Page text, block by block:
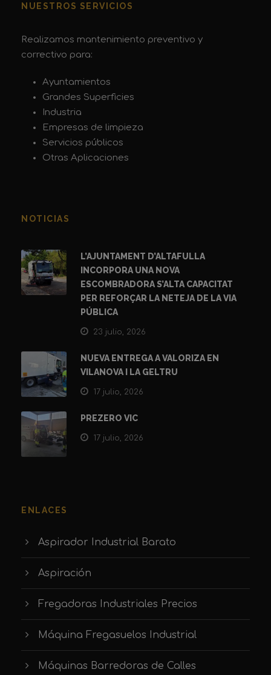
NUESTROS SERVICIOS
Realizamos mantenimiento preventivo y
correctivo para:
Ayuntamientos
Grandes Superficies
Industria
Empresas de limpieza
Servicios públicos
Otras Aplicaciones
NOTICIAS
L’AJUNTAMENT D’ALTAFULLA
INCORPORA UNA NOVA
ESCOMBRADORA S’ALTA CAPACITAT
PER REFORÇAR LA NETEJA DE LA VIA
PÚBLICA
23 julio, 2026
NUEVA ENTREGA A VALORIZA EN
VILANOVA I LA GELTRU
17 julio, 2026
PREZERO VIC
17 julio, 2026
ENLACES
Aspirador Industrial Barato
Aspiración
Fregadoras Industriales Precios
Máquina Fregasuelos Industrial
Máquinas Barredoras de Calles